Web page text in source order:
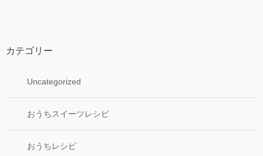
カテゴリー
Uncategorized
おうちスイーツレシピ
おうちレシピ